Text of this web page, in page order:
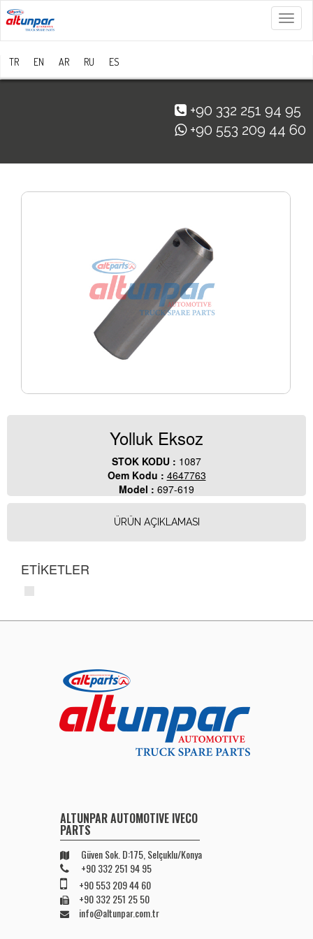
Menü
TR EN AR RU ES
+90 332 251 94 95
+90 553 209 44 60
Yolluk Eksoz
STOK KODU : 1087
Oem Kodu : 4647763
Model : 697-619
ÜRÜN AÇIKLAMASI
ETİKETLER
ALTUNPAR AUTOMOTIVE IVECO
PARTS
Güven Sok. D:175, Selçuklu/Konya
+90 332 251 94 95
+90 553 209 44 60
+90 332 251 25 50
info@altunpar.com.tr